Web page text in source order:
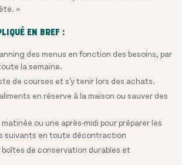
»
EN BREF :
des menus en fonction des besoins, par
la semaine.
de courses et s'y tenir lors des achats.
en réserve à la maison ou sauver des
ou une après-midi pour préparer les
suivants en toute décontraction
boîtes de conservation durables et